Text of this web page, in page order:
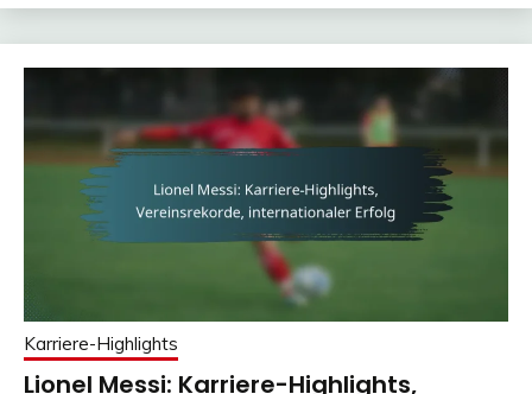
Karriere-Highlights
Lionel Messi: Karriere-Highlights,